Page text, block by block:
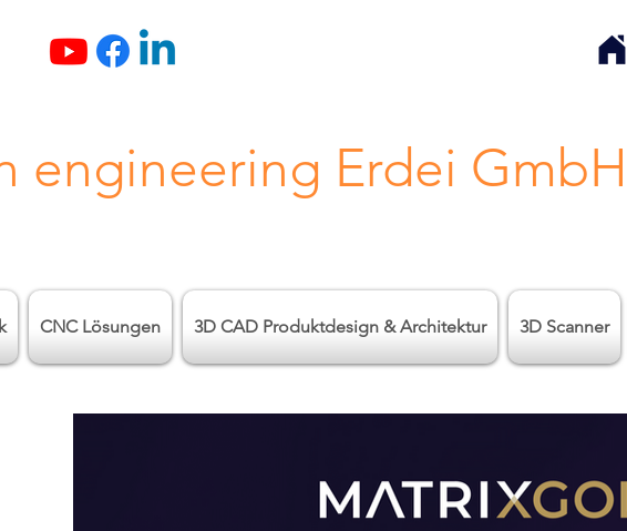
engineering Erdei GmbH
CNC Lösungen 3D CAD Produktdesign & Architektur 3D Scanner